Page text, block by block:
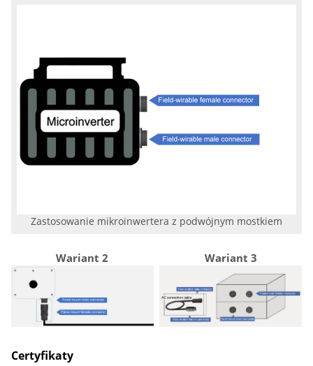
Zastosowanie mikroinwertera z podwójnym mostkiem
Wariant 2 Wariant 3
Certyfikaty